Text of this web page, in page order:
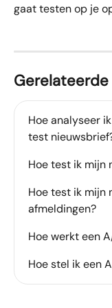
gaat testen op je
Hoe analyseer
test
Hoe test ik mijn
Hoe test ik mijn
afmeldingen?
Hoe werkt een
Hoe stel ik een